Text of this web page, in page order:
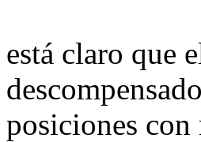
está claro que
posiciones con